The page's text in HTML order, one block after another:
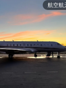
航空航